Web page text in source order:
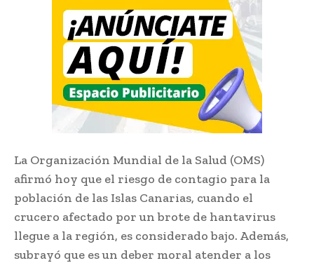
La Organización Mundial de la Salud (OMS)
afirmó hoy que el riesgo de contagio para la
población de las Islas Canarias, cuando el
crucero afectado por un brote de hantavirus
llegue a la región, es considerado bajo. Además,
subrayó que es un deber moral atender a los